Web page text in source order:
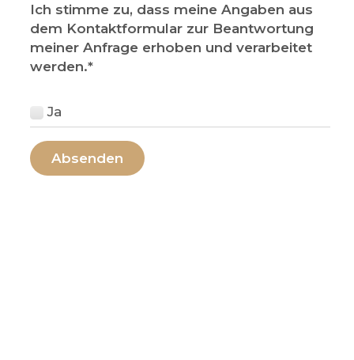
Ich stimme zu, dass meine Angaben aus
dem Kontaktformular zur Beantwortung
meiner Anfrage erhoben und verarbeitet
werden.*
Ja